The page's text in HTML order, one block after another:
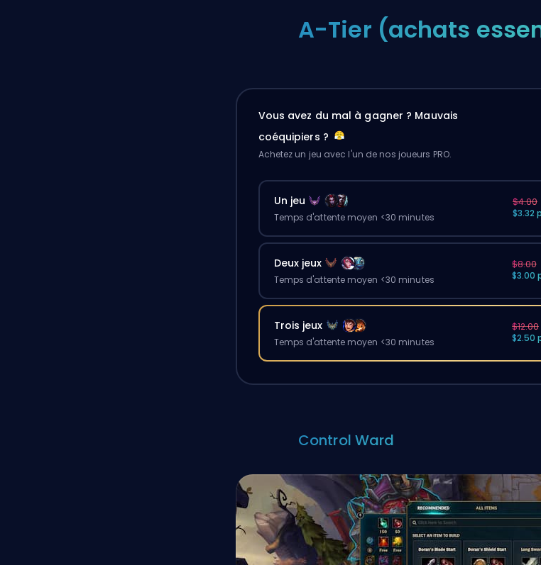
A-Tier (achats
Vous avez du mal à gagner ? Mauvais
coéquipiers ?
Achetez un jeu avec l'un de nos joueurs PRO.
Un jeu
Temps d'attente moyen <30 minutes
$4.00
$3.32
Deux jeux
Temps d'attente moyen <30 minutes
$8.00
$3.00
Trois jeux
Temps d'attente moyen <30 minutes
$12.00
$2.50
Control Ward